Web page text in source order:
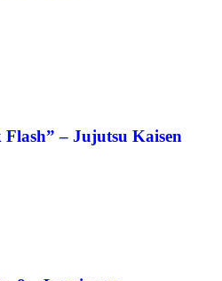
– Jujutsu Kaisen